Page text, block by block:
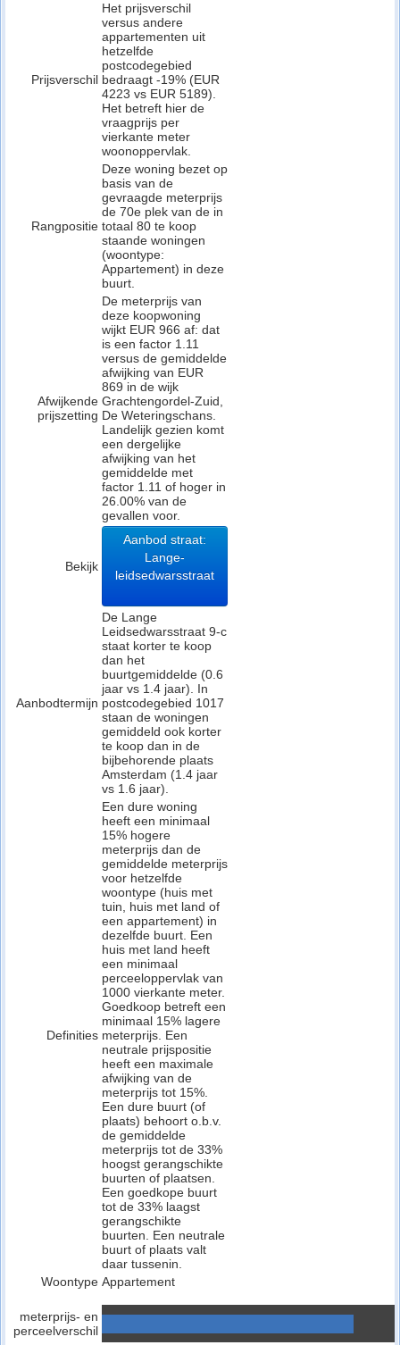
Prijsverschil
Het prijsverschil
versus andere
appartementen uit
hetzelfde
postcodegebied
bedraagt -19% (EUR
4223 vs EUR 5189).
Het betreft hier de
vraagprijs per
vierkante meter
woonoppervlak.
Rangpositie
Deze woning bezet op
basis van de
gevraagde meterprijs
de 70e plek van de in
totaal 80 te koop
staande woningen
(woontype:
Appartement) in deze
buurt.
Afwijkende
prijszetting
De meterprijs van
deze koopwoning
wijkt EUR 966 af: dat
is een factor 1.11
versus de gemiddelde
afwijking van EUR
869 in de wijk
Grachtengordel-Zuid,
De Weteringschans.
Landelijk gezien komt
een dergelijke
afwijking van het
gemiddelde met
factor 1.11 of hoger in
26.00% van de
gevallen voor.
Bekijk
Aanbod straat:
Lange-
leidsedwarsstraat
Aanbodtermijn
De Lange
Leidsedwarsstraat 9-c
staat korter te koop
dan het
buurtgemiddelde (0.6
jaar vs 1.4 jaar). In
postcodegebied 1017
staan de woningen
gemiddeld ook korter
te koop dan in de
bijbehorende plaats
Amsterdam (1.4 jaar
vs 1.6 jaar).
Definities
Een dure woning
heeft een minimaal
15% hogere
meterprijs dan de
gemiddelde meterprijs
voor hetzelfde
woontype (huis met
tuin, huis met land of
een appartement) in
dezelfde buurt. Een
huis met land heeft
een minimaal
perceeloppervlak van
1000 vierkante meter.
Goedkoop betreft een
minimaal 15% lagere
meterprijs. Een
neutrale prijspositie
heeft een maximale
afwijking van de
meterprijs tot 15%.
Een dure buurt (of
plaats) behoort o.b.v.
de gemiddelde
meterprijs tot de 33%
hoogst gerangschikte
buurten of plaatsen.
Een goedkope buurt
tot de 33% laagst
gerangschikte
buurten. Een neutrale
buurt of plaats valt
daar tussenin.
Woontype Appartement
meterprijs- en
perceelverschil